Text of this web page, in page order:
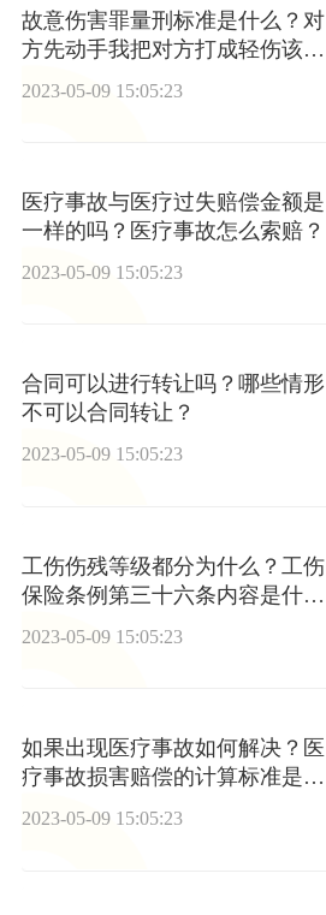
故意伤害罪量刑标准是什么？对
方先动手我把对方打成轻伤该怎
2023-05-09 15:05:23
医疗事故与医疗过失赔偿金额是
一样的吗？医疗事故怎么索赔？
2023-05-09 15:05:23
合同可以进行转让吗？哪些情形
不可以合同转让？
2023-05-09 15:05:23
工伤伤残等级都分为什么？工伤
保险条例第三十六条内容是什
2023-05-09 15:05:23
如果出现医疗事故如何解决？医
疗事故损害赔偿的计算标准是怎
样的？
2023-05-09 15:05:23